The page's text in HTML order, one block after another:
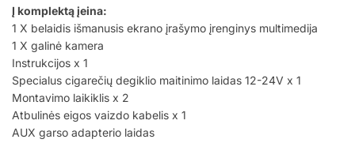
Į komplektą įeina:
1 X belaidis išmanusis ekrano įrašymo įrenginys multimedija
1 X galinė kamera
Instrukcijos x 1
Specialus cigarečių degiklio maitinimo laidas 12-24V x 1
Montavimo laikiklis x 2
Atbulinės eigos vaizdo kabelis x 1
AUX garso adapterio laidas